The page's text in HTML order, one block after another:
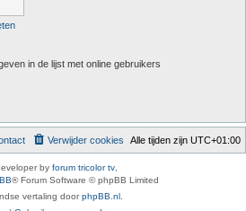
in de lijst met online gebruikers
Alle tijden zijn UTC+01:00
Verwijder cookies
by forum tricolor tv,
® Forum Software © phpBB Limited
vertaling doorphpBB.nl.